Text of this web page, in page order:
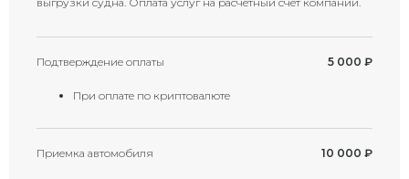
Подтверждение оплаты 5 000 ₽
При оплате по криптовалюте
Приемка автомобиля 10 000 ₽